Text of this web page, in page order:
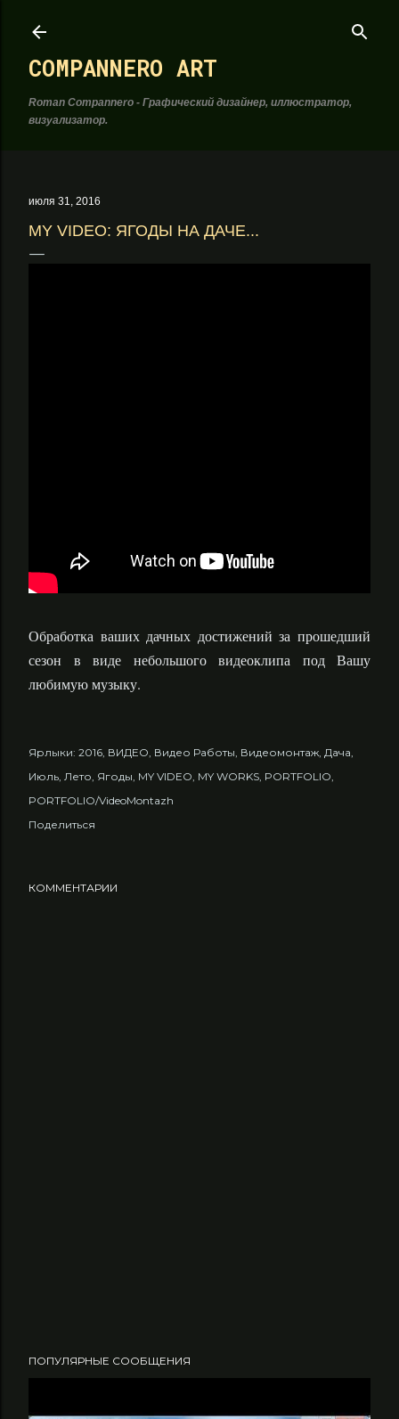
COMPANNERO ART
Roman Compannero - Графический дизайнер, иллюстратор,
визуализатор.
июля 31, 2016
MY VIDEO: ЯГОДЫ НА ДАЧЕ...
Обработка ваших дачных достижений за прошедший
сезон в виде небольшого видеоклипа под Вашу
любимую музыку.
Ярлыки: 2016 ВИДЕО Видео Работы Видеомонтаж Дача
Июль Лето Ягоды MY VIDEO MY WORKS PORTFOLIO
PORTFOLIO/VideoMontazh
Поделиться
КОММЕНТАРИИ
ПОПУЛЯРНЫЕ СООБЩЕНИЯ